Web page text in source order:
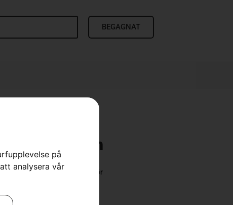
på
analysera vår
BEGAGNAT
– fordon
,Reservdelar & tillbehör